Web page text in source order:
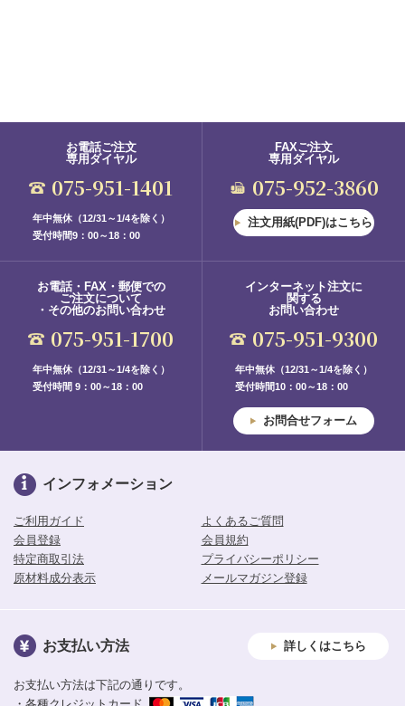
お電話ご注文
専用ダイヤル
075-951-1401
年中無休（12/31～1/4を除く）
受付時間9：00～18：00
FAXご注文
専用ダイヤル
075-952-3860
注文用紙(PDF)はこちら
お電話・FAX・郵便での
ご注文について
・その他のお問い合わせ
075-951-1700
年中無休（12/31～1/4を除く）
受付時間 9：00～18：00
インターネット注文に
関する
お問い合わせ
075-951-9300
年中無休（12/31～1/4を除く）
受付時間10：00～18：00
お問合せフォーム
インフォメーション
ご利用ガイド
よくあるご質問
会員登録
会員規約
特定商取引法
プライバシーポリシー
原材料成分表示
メールマガジン登録
お支払い方法 詳しくはこちら
お支払い方法は下記の通りです。